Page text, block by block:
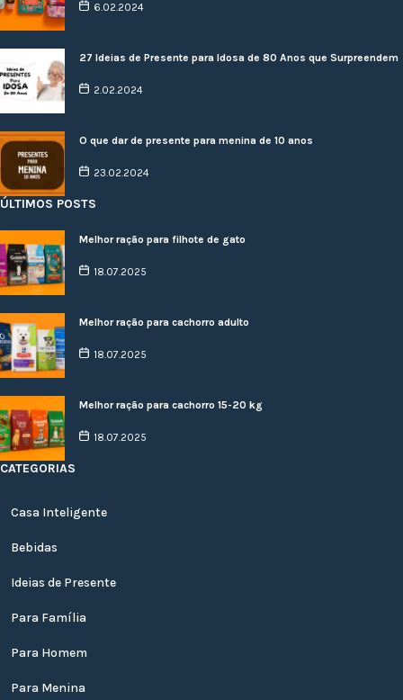
6.02.2024
27 Ideias de Presente para Idosa de 80 Anos que Surpreendem
2.02.2024
O que dar de presente para menina de 10 anos
23.02.2024
ÚLTIMOS POSTS
Melhor ração para filhote de gato
18.07.2025
Melhor ração para cachorro adulto
18.07.2025
Melhor ração para cachorro 15-20 kg
18.07.2025
CATEGORIAS
Casa Inteligente
Bebidas
Ideias de Presente
Para Família
Para Homem
Para Menina